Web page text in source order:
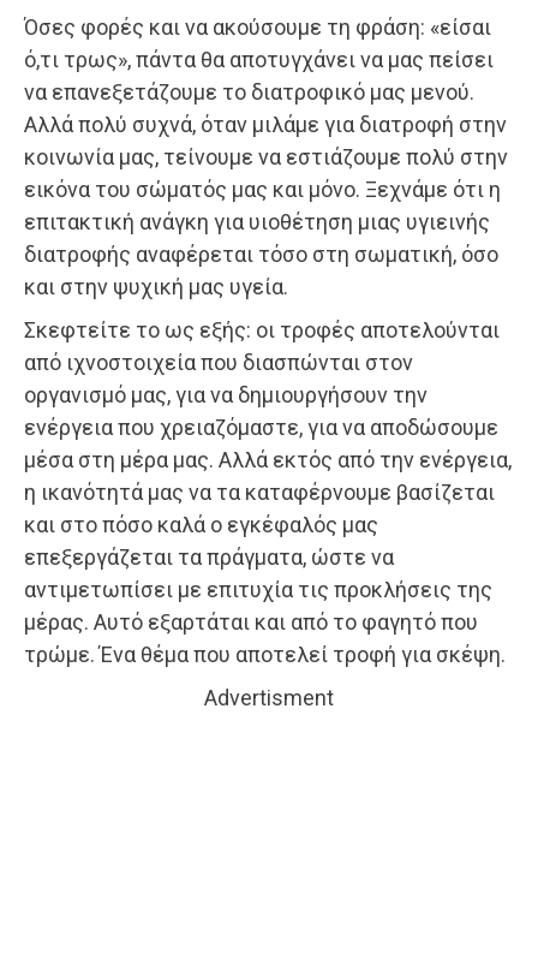
Όσες φορές και να ακούσουμε τη φράση: «είσαι
ό,τι τρως», πάντα θα αποτυγχάνει να μας πείσει
να επανεξετάζουμε το διατροφικό μας μενού.
Αλλά πολύ συχνά, όταν μιλάμε για διατροφή στην
κοινωνία μας, τείνουμε να εστιάζουμε πολύ στην
εικόνα του σώματός μας και μόνο. Ξεχνάμε ότι η
επιτακτική ανάγκη για υιοθέτηση μιας υγιεινής
διατροφής αναφέρεται τόσο στη σωματική, όσο
και στην ψυχική μας υγεία.
Σκεφτείτε το ως εξής: οι τροφές αποτελούνται
από ιχνοστοιχεία που διασπώνται στον
οργανισμό μας, για να δημιουργήσουν την
ενέργεια που χρειαζόμαστε, για να αποδώσουμε
μέσα στη μέρα μας. Αλλά εκτός από την ενέργεια,
η ικανότητά μας να τα καταφέρνουμε βασίζεται
και στο πόσο καλά ο εγκέφαλός μας
επεξεργάζεται τα πράγματα, ώστε να
αντιμετωπίσει με επιτυχία τις προκλήσεις της
μέρας. Αυτό εξαρτάται και από το φαγητό που
τρώμε. Ένα θέμα που αποτελεί τροφή για σκέψη.
Advertisment